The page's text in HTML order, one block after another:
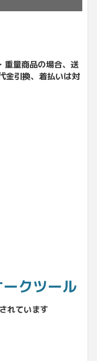
重量商品の場合、送
金引換、着払いは対
ークツール
れています